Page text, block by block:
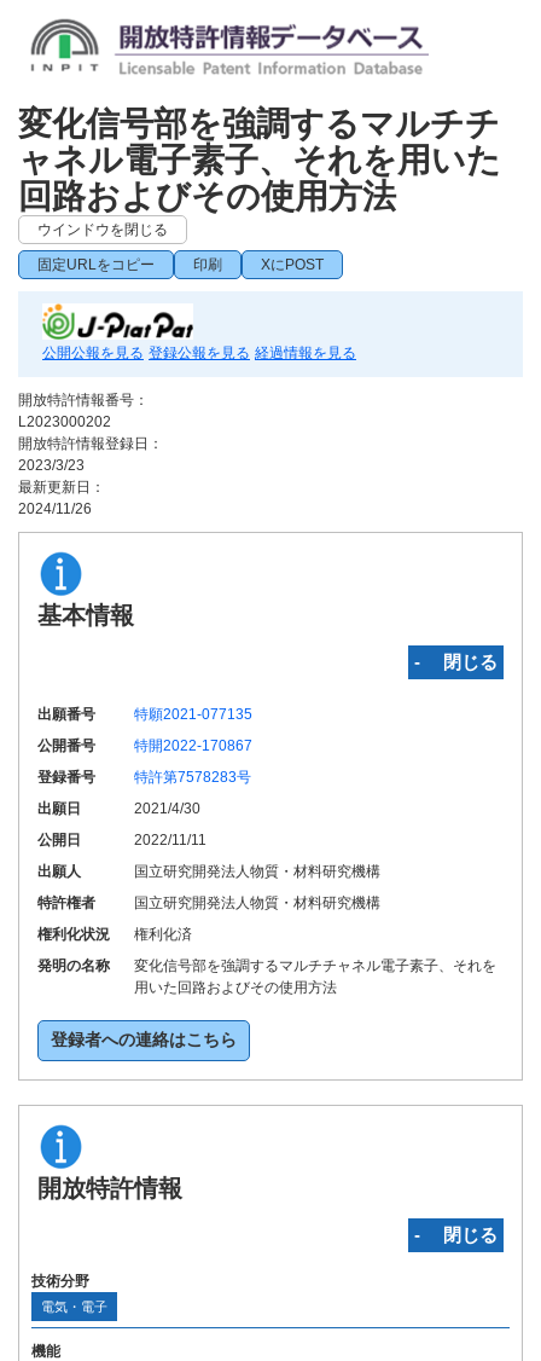
変化信号部を強調するマルチチ
ャネル電子素子、それを用いた
回路およびその使用方法
ウインドウを閉じる
固定URLをコピー 印刷 XにPOST
公開公報を見る 登録公報を見る 経過情報を見る
開放特許情報番号：
L2023000202
開放特許情報登録日：
2023/3/23
最新更新日：
2024/11/26
基本情報
‐ 閉じる
出願番号
特願2021-077135
公開番号
特開2022-170867
登録番号
特許第7578283号
出願日
2021/4/30
公開日
2022/11/11
出願人
国立研究開発法人物質・材料研究機構
特許権者
国立研究開発法人物質・材料研究機構
権利化状況
権利化済
発明の名称
変化信号部を強調するマルチチャネル電子素子、それを
用いた回路およびその使用方法
登録者への連絡はこちら
開放特許情報
‐ 閉じる
技術分野
電気・電子
機能